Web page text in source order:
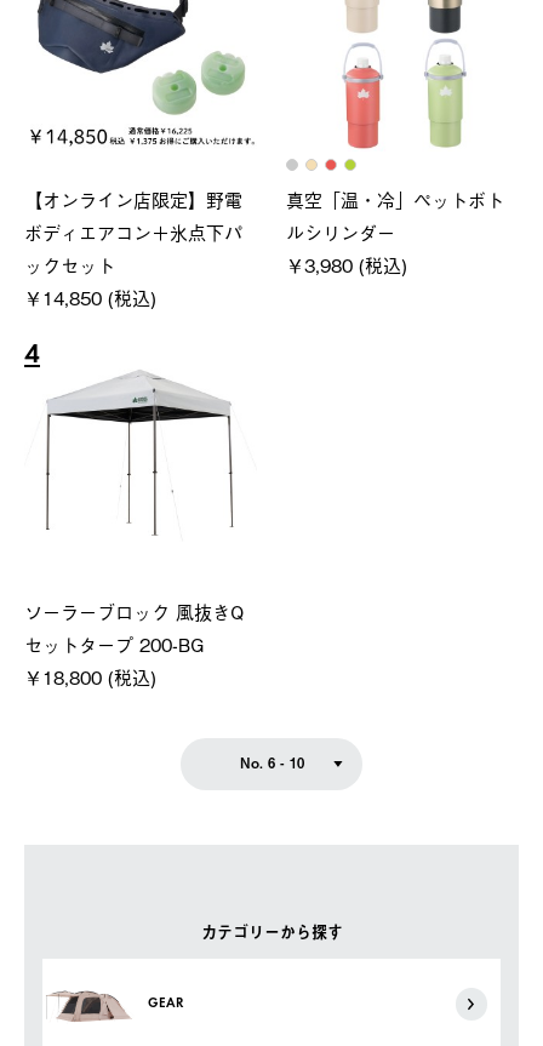
カテゴリーから探す
GEAR
【オンライン店限定】野電
ボディエアコン＋氷点下パ
ックセット
￥14,850 (税込)
真空「温・冷」ペットボト
ルシリンダー
￥3,980 (税込)
4
ソーラーブロック 風抜きQ
セットタープ 200-BG
￥18,800 (税込)
No. 6 - 10